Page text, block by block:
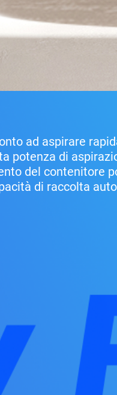
ad aspirare
potenza di
del contenitore
di raccolta